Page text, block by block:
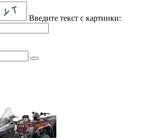
Введите текст с картинки: